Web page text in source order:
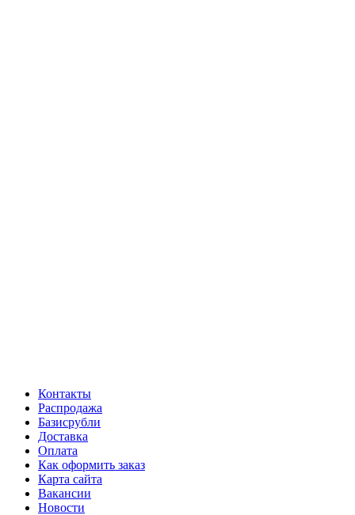
Контакты
Распродажа
Базисрубли
Доставка
Оплата
Как оформить заказ
Карта сайта
Вакансии
Новости